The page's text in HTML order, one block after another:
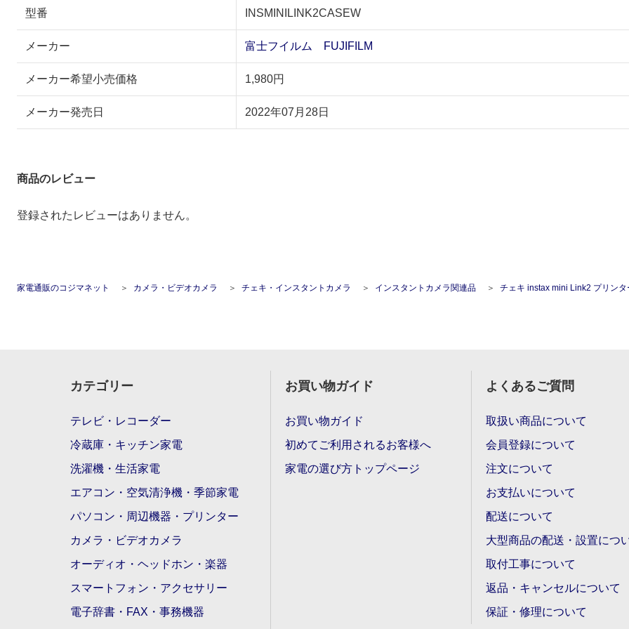
型番 INSMINILINK2CASEW
メーカー 富士フイルム FUJIFILM
メーカー希望小売価格 1,980円
メーカー発売日 2022年07月28日
商品のレビュー
登録されたレビューはありません。
家電通販のコジマネット カメラ・ビデオカメラ チェキ・インスタントカメラ インスタントカメラ関連品 チェキ instax mini Link2 プリンターケース ホ
カテゴリー
テレビ・レコーダー
冷蔵庫・キッチン家電
洗濯機・生活家電
エアコン・空気清浄機・季節家電
パソコン・周辺機器・プリンター
カメラ・ビデオカメラ
オーディオ・ヘッドホン・楽器
スマートフォン・アクセサリー
電子辞書・FAX・事務機器
お買い物ガイド
お買い物ガイド
初めてご利用されるお客様へ
家電の選び方トップページ
よくあるご質問
取扱い商品について
会員登録について
注文について
お支払いについて
配送について
大型商品の配送・設置につ
取付工事について
返品・キャンセルについて
保証・修理について